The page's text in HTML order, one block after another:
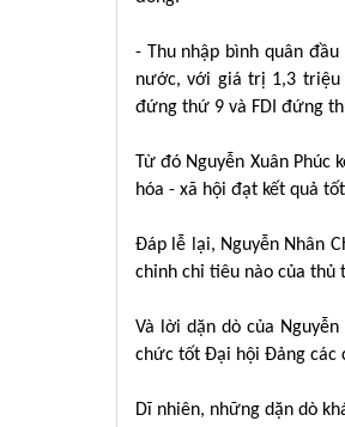
- Thu nhập bình quân
nước, với giá trị 1,3 triệu
đứng thứ 9 và FDI đứng
Từ đó Nguyễn Xuân
hóa - xã hội đạt kết quả
Đáp lễ lại, Nguyễn Nhân
chỉnh chỉ tiêu nào của thủ
Và lời dặn dò của
chức tốt Đại hội Đảng các
Dĩ nhiên, những dặn dò